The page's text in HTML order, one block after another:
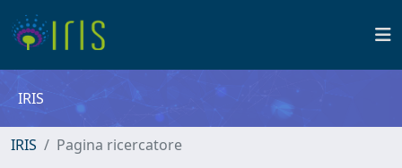
IRIS
IRIS Pagina ricercatore